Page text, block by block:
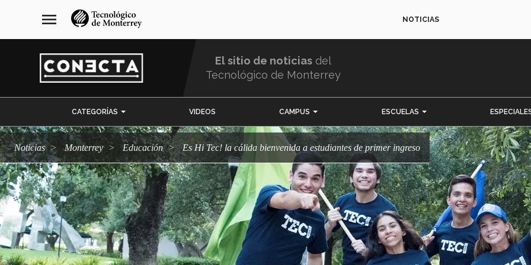
navegación
principal
menu NOTICIAS
El sitio de noticias del
Tecnológico de Monterrey
CATEGORÍAS VIDEOS CAMPUS ESCUELAS
Noticias Monterrey Educación Es Hi Tec! la cálida bienvenida a estudiantes de primer ingreso